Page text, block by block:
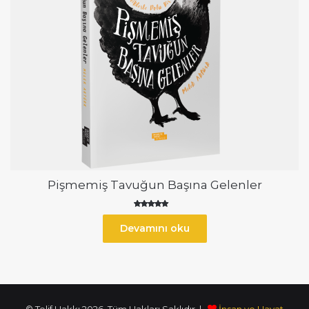
Pişmemiş Tavuğun Başına Gelenler
5 üzerinden
oy aldı
Devamını oku